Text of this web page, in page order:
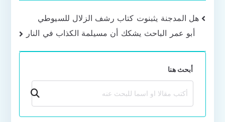
تصفّح
المقالات
هل المدجنة يثبنوت كتاب رشف الزلال للسيوطي
أبو عمر الباحث يشكك أن مسيلمة الكذاب في النار
أبحث هنا
بحث